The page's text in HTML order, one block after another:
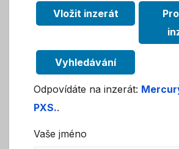
Vložit inzerát
Vyhledávání
Odpovídáte na inzerát:
PXS..
Vaše jméno